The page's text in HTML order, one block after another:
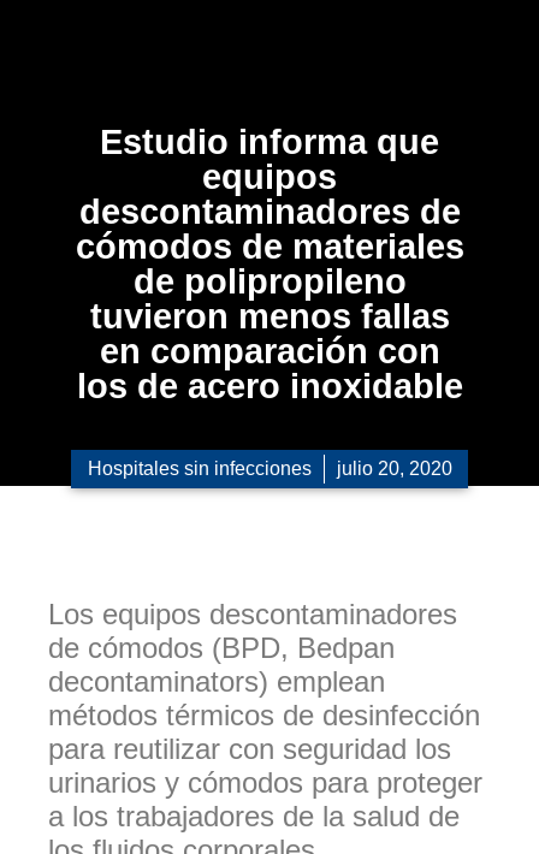
Estudio informa que
equipos
descontaminadores de
cómodos de materiales
de polipropileno
tuvieron menos fallas
en comparación con
los de acero inoxidable
Hospitales sin infecciones julio 20, 2020
Los equipos descontaminadores
de cómodos (BPD, Bedpan
decontaminators) emplean
métodos térmicos de desinfección
para reutilizar con seguridad los
urinarios y cómodos para proteger
a los trabajadores de la salud de